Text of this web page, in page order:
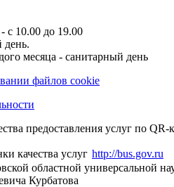
с 10.00 до 19.00
день.
месяца - санитарный день
файлов cookie
предоставления услуг по
http://bus.gov.ru
областной универсальной
Курбатова